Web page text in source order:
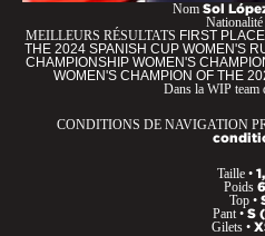
Nom Sol
Nationalité
MEILLEURS RÉSULTATS FIRST
THE 2024 SPANISH CUP WOMEN'S
CHAMPIONSHIP WOMEN'S
WOMEN'S CHAMPION OF THE
Dans la WIP team
CONDITIONS DE NAVIGATION
Taille •
Poids
Top •
Pant • S
Gilets •